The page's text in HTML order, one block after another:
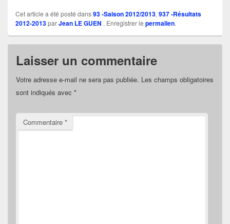
Cet article a été posté dans93 -Saison 2012/2013, 937 -Résultats
2012-2013parJean LE GUEN . Enregistrer le permalien.
Laisser un commentaire
Votre adresse e-mail ne sera pas publiée. Les champs obligatoires
sont indiqués avec *
Commentaire *